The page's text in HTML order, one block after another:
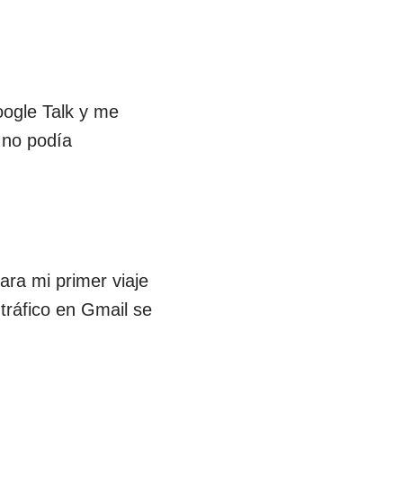
Talk y me
podía
mi primer viaje
en Gmail se